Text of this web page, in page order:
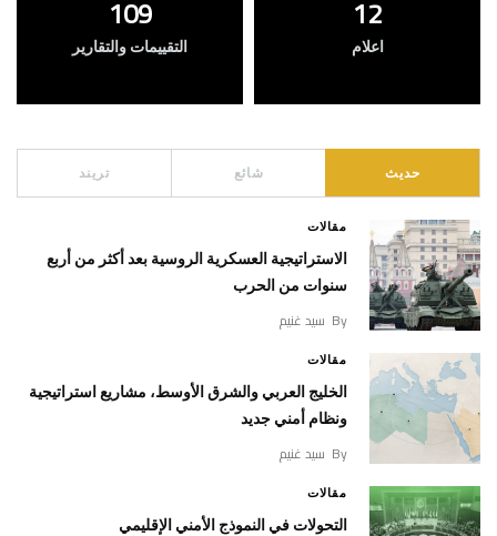
12
اعلام
109
التقييمات والتقارير
حديث شائع تريند
مقالات
الاستراتيجية العسكرية الروسية بعد أكثر من أربع
سنوات من الحرب
By سيد غنيم
مقالات
الخليج العربي والشرق الأوسط، مشاريع استراتيجية
ونظام أمني جديد
By سيد غنيم
مقالات
التحولات في النموذج الأمني الإقليمي